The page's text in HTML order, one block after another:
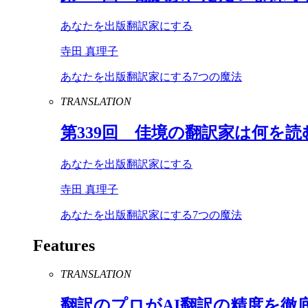
あなたを出版翻訳家にする
寺田 真理子
あなたを出版翻訳家にする7つの魔法
TRANSLATION
第339回 佳境の翻訳家は何を読
あなたを出版翻訳家にする
寺田 真理子
あなたを出版翻訳家にする7つの魔法
Features
TRANSLATION